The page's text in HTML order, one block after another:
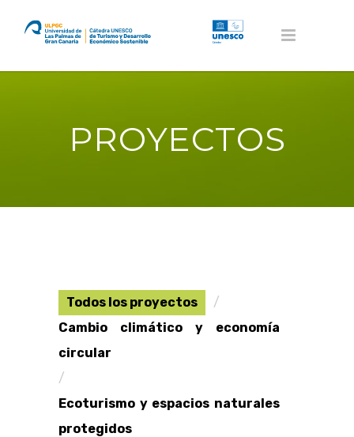
PROYECTOS
Todos los proyectos
Cambio climático y economía
circular
Ecoturismo y espacios naturales
protegidos